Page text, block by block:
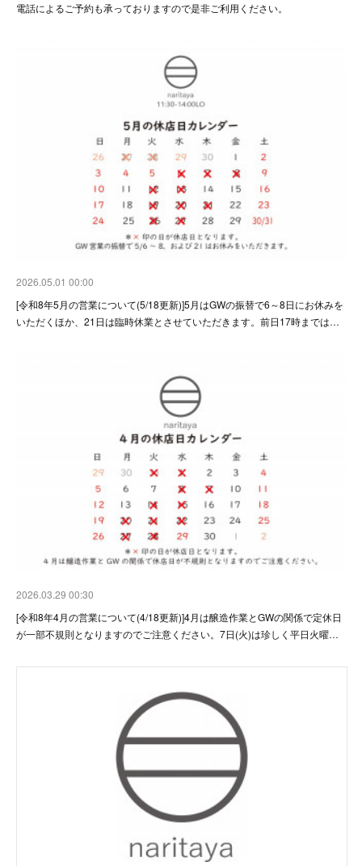
電話によるご予約も承っておりますので是非ご利用ください。
2026.05.01 00:00
[令和8年5月の営業について(5/18更新)]5月はGWの振替で6～8日にお休みを
いただくほか、21日は臨時休業とさせていただきます。前日17時までは…
2026.03.29 00:30
[令和8年4月の営業について(4/18更新)]4月は醸造作業とGWの関係で定休日
が一部不規則となりますのでご注意ください。7日(火)は珍しく平日火曜…